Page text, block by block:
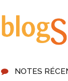
NOTES